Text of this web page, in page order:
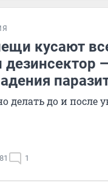
кусают
делать до и после
1